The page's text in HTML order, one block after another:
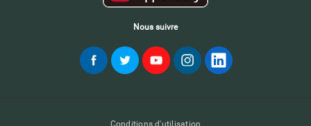
Nous suivre
Conditions d'utilisation